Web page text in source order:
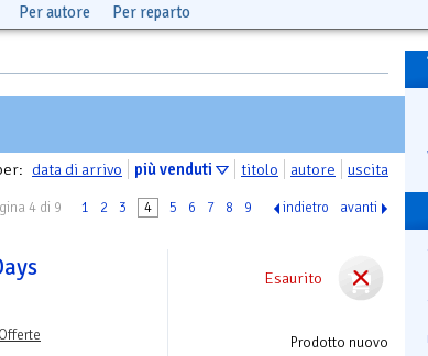
Per autore Per reparto
data di arrivo più venduti titolo autore uscita
4 di 9 1 2 3 4 5 6 7 8 9 indietro avanti
Esaurito
Prodotto nuovo